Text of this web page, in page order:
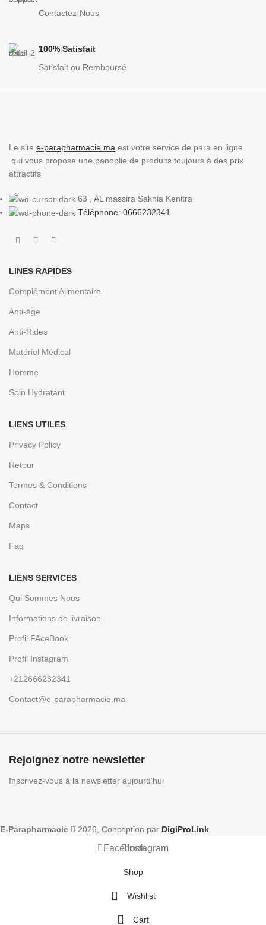
Contactez-Nous
100% Satisfait
Satisfait ou Remboursé
Le site e-parapharmacie.ma est votre service de para en ligne
qui vous propose une panoplie de produits toujours à des prix
attractifs
63 , AL massira Saknia Kenitra
Téléphone: 0666232341
LINES RAPIDES
Complément Alimentaire
Anti-âge
Anti-Rides
Matériel Médical
Homme
Soin Hydratant
LIENS UTILES
Privacy Policy
Retour
Termes & Conditions
Contact
Maps
Faq
LIENS SERVICES
Qui Sommes Nous
Informations de livraison
Profil FAceBook
Profil Instagram
+212666232341
Contact@e-parapharmacie.ma
Rejoignez notre newsletter
Inscrivez-vous à la newsletter aujourd'hui
E-Parapharmacie 2026, Conception par DigiProLink.
FacebookInstagram
Shop
Wishlist
Cart